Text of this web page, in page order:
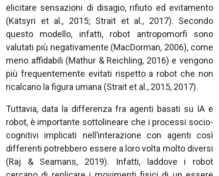
elicitare sensazioni di disagio, rifiuto ed evitamento
(Kätsyri et al., 2015; Strait et al., 2017). Secondo
questo modello, infatti, robot antropomorfi sono
valutati più negativamente (MacDorman, 2006), come
meno affidabili (Mathur & Reichling, 2016) e vengono
più frequentemente evitati rispetto a robot che non
ricalcano la figura umana (Strait et al., 2015, 2017).
Tuttavia, data la differenza fra agenti basati su IA e
robot, è importante sottolineare che i processi socio-
cognitivi implicati nell’interazione con agenti così
differenti potrebbero essere a loro volta molto diversi
(Raj & Seamans, 2019). Infatti, laddove i robot